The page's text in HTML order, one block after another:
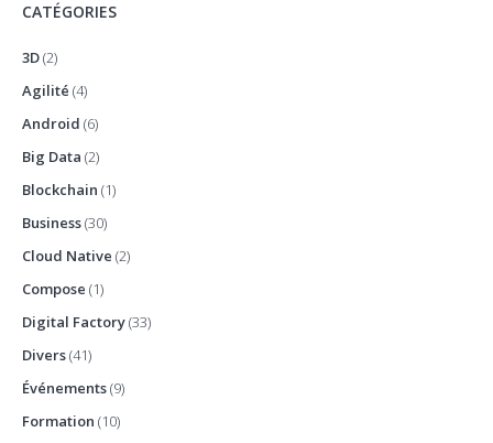
CATÉGORIES
3D(2)
Agilité (4)
Android (6)
Big Data (2)
Blockchain (1)
Business(30)
Cloud Native (2)
Compose (1)
Digital Factory(33)
Divers(41)
Événements(9)
Formation (10)